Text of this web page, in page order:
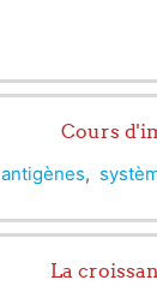
Cours
antigènes,
La